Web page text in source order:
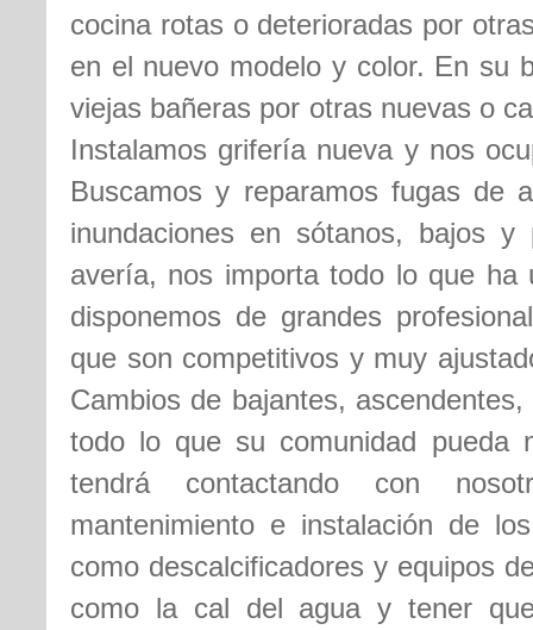
cocina rotas o deterioradas por
en el nuevo modelo y color. En su
viejas bañeras por otras nuevas o
Instalamos grifería nueva y nos
Buscamos y reparamos fugas de
inundaciones en sótanos, bajos
avería, nos importa todo lo que
disponemos de grandes
que son competitivos y muy
Cambios de bajantes,
todo lo que su comunidad pueda
tendrá contactando con
mantenimiento e instalación de
como descalcificadores y equipos
como la cal del agua y tener